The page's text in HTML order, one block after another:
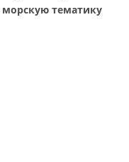
морскую тематику